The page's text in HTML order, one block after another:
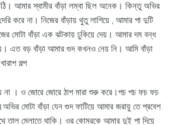
আমার স্বামীর বাঁড়া লম্বা ছিল অনেক। কিন্তু অভির
করে না। নিজের বাঁড়ায় থুতু লাগিয়ে , আমার পা দুটি
মোটা বাঁড়া এক ঝটকায় ঢুকিয়ে দেয়। আমার দম বন্ধ
এত বড় বাঁড়া আমার গুদ কখনও নেয় নি। আমি বাঁড়া
গল্প
। ও জোরে জোরে ঠাপ মারা শুরু করে।পচ পচ ফচ ফচ
মোটা বাঁড়া যেন গুদ ফাটিয়ে আমার জরায়ু তে প্রবেশ
তাল মেলাতে থাকি। ওর কোমরকে আমার দুই পা দিয়ে